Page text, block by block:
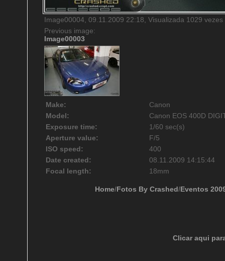
Image00004, 09.11.2009 22:18, Visualizada 1029 vezes
Previous image:
Image00003
Make:
Canon
Model:
Canon EOS 400D
Exposure time:
1/60 sec(s)
Aperture value:
F/5
ISO speed:
400
Date created:
08.11.2009 14:15:44
Focal length:
18mm
Home/Fotos By Crashed/Eventos
Clicar aqui